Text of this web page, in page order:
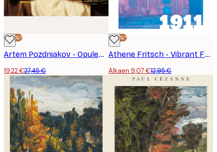
-30%*
Artem Pozdniakov - Opulent Fast Food Table Juliste
19,22 €27,45 €
-30%*
Athene Fritsch - Vibrant Facade 1911 Juliste
Alkaen 9,07 €12,95 €